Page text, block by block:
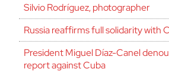
Silvio Rodríguez, photographer
Russia reaffirms full solidarity with
President Miguel Díaz-Canel
report against Cuba